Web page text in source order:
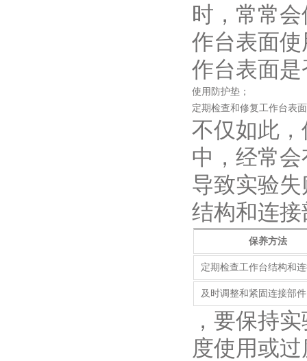
时，常常
作台表面
作台表面
使用防护垫；
定期检查和修复工作台表
不仅如此
中，经常
导致实验
结构和连
保养方法
定期检查工作台结构和
及时调整和紧固连接部件
，要保持
度使用或